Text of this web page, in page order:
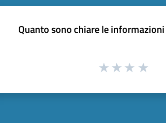
Quanto sono chiare le